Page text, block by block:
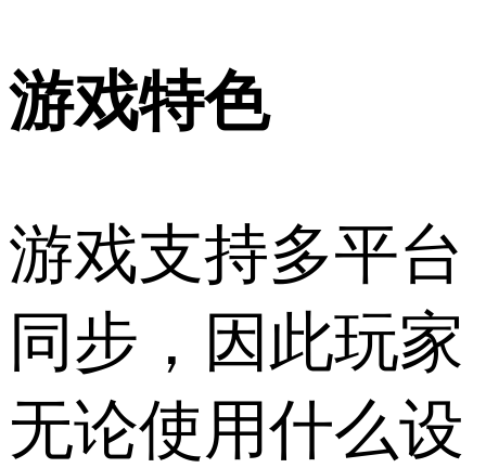
游戏特色
游戏支持多平台
同步，因此玩家
无论使用什么设